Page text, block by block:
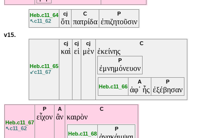
Heb.c11_64
↖c11_62
cj
ὅτι
C
πατρίδα
P
ἐπιζητοῦσιν
v15.
Heb.c11_65
↙c11_67
cj
καὶ
cj
εἰ
cj
μὲν
C
ἐκείνης
P
ἐμνημόνευον
Heb.c11_66
A
ἀφ᾽ ἧς
P
ἐξέβησαν
Heb.c11_67
↖c11_62
P
εἶχον
A
ἂν
C
καιρὸν
Heb.c11_68
P